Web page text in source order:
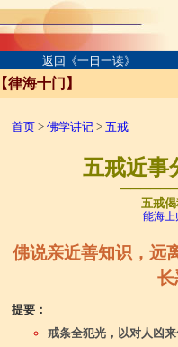
返回《一日一读》
【律海十门】
首页 > 佛学讲记 > 五戒
五戒近事
五戒
能海上
佛说亲近善知识，远
长
提要：
戒条全犯光，以对人凶